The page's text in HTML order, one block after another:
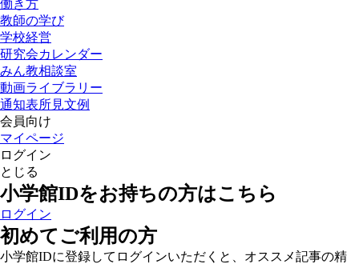
働き方
教師の学び
学校経営
研究会カレンダー
みん教相談室
動画ライブラリー
通知表所見文例
会員向け
マイページ
ログイン
とじる
小学館IDをお持ちの方はこちら
ログイン
初めてご利用の方
小学館IDに登録してログインいただくと、オススメ記事の精